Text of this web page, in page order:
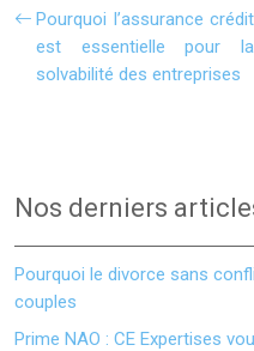
Pourquoi l’assurance crédit
est essentielle pour la
solvabilité des entreprises
Nos derniers
Pourquoi le divorce sans
couples
Prime NAO : CE Expertises